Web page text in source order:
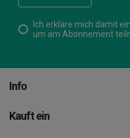
Ich erkläre mich damit
um am Abonnement
Info
Kauft ein